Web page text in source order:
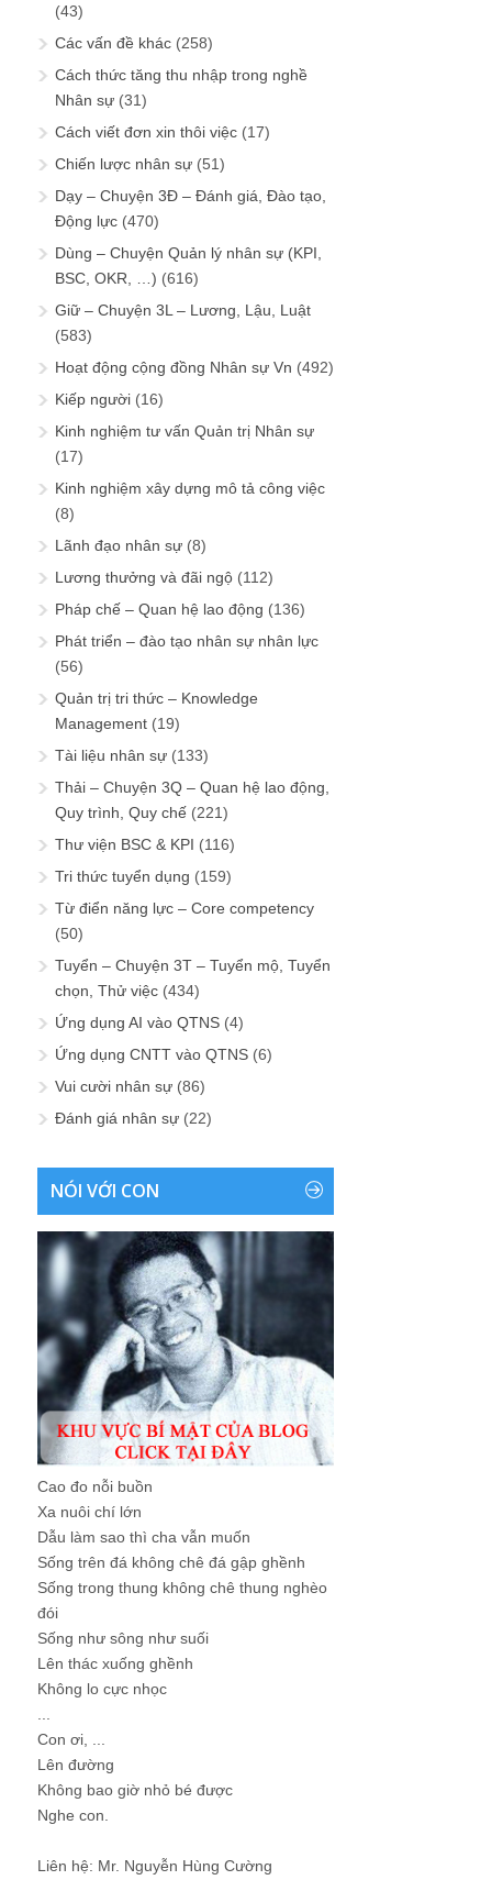
(43)
Các vấn đề khác (258)
Cách thức tăng thu nhập trong nghề
Nhân sự (31)
Cách viết đơn xin thôi việc (17)
Chiến lược nhân sự (51)
Dạy – Chuyện 3Đ – Đánh giá, Đào tạo,
Động lực (470)
Dùng – Chuyện Quản lý nhân sự (KPI,
BSC, OKR, …) (616)
Giữ – Chuyện 3L – Lương, Lậu, Luật
(583)
Hoạt động cộng đồng Nhân sự Vn (492)
Kiếp người (16)
Kinh nghiệm tư vấn Quản trị Nhân sự
(17)
Kinh nghiệm xây dựng mô tả công việc
(8)
Lãnh đạo nhân sự (8)
Lương thưởng và đãi ngộ (112)
Pháp chế – Quan hệ lao động (136)
Phát triển – đào tạo nhân sự nhân lực
(56)
Quản trị tri thức – Knowledge
Management (19)
Tài liệu nhân sự (133)
Thải – Chuyện 3Q – Quan hệ lao động,
Quy trình, Quy chế (221)
Thư viện BSC & KPI (116)
Tri thức tuyển dụng (159)
Từ điển năng lực – Core competency
(50)
Tuyển – Chuyện 3T – Tuyển mộ, Tuyển
chọn, Thử việc (434)
Ứng dụng AI vào QTNS (4)
Ứng dụng CNTT vào QTNS (6)
Vui cười nhân sự (86)
Đánh giá nhân sự (22)
NÓI VỚI CON
Cao đo nỗi buồn
Xa nuôi chí lớn
Dẫu làm sao thì cha vẫn muốn
Sống trên đá không chê đá gập ghềnh
Sống trong thung không chê thung nghèo
đói
Sống như sông như suối
Lên thác xuống ghềnh
Không lo cực nhọc
Con ơi, ...
Lên đường
Không bao giờ nhỏ bé được
Nghe con.
Liên hệ: Mr. Nguyễn Hùng Cường